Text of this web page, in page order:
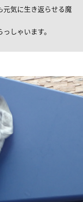
元気に生き返らせる魔
しゃいます。